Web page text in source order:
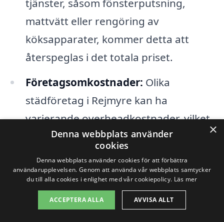
tjänster, såsom fönsterputsning,
mattvätt eller rengöring av
köksapparater, kommer detta att
återspeglas i det totala priset.
Företagsomkostnader: Olika
städföretag i Rejmyre kan ha
varierande overheadkostnader, vilket
också påverkar priset. Det är alltid en
god idé att kolla på företagets rykte
och erfarenhet innan man väljer.
För att få det mest fördelaktiga priset på
×
Denna webbplats använder
cookies
Denna webbplats använder cookies för att förbättra
användarupplevelsen. Genom att använda vår webbplats samtycker
du till alla cookies i enlighet med vår cookiepolicy. Läs mer
ACCEPTERA ALLA AVVISA ALLT